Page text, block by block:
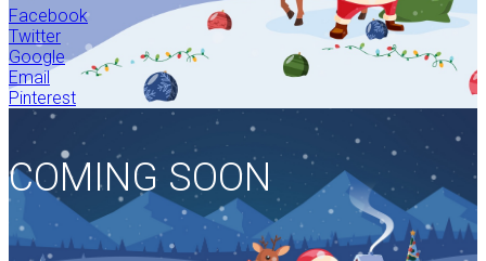
Facebook
Twitter
Google
Email
Pinterest
COMING SOON